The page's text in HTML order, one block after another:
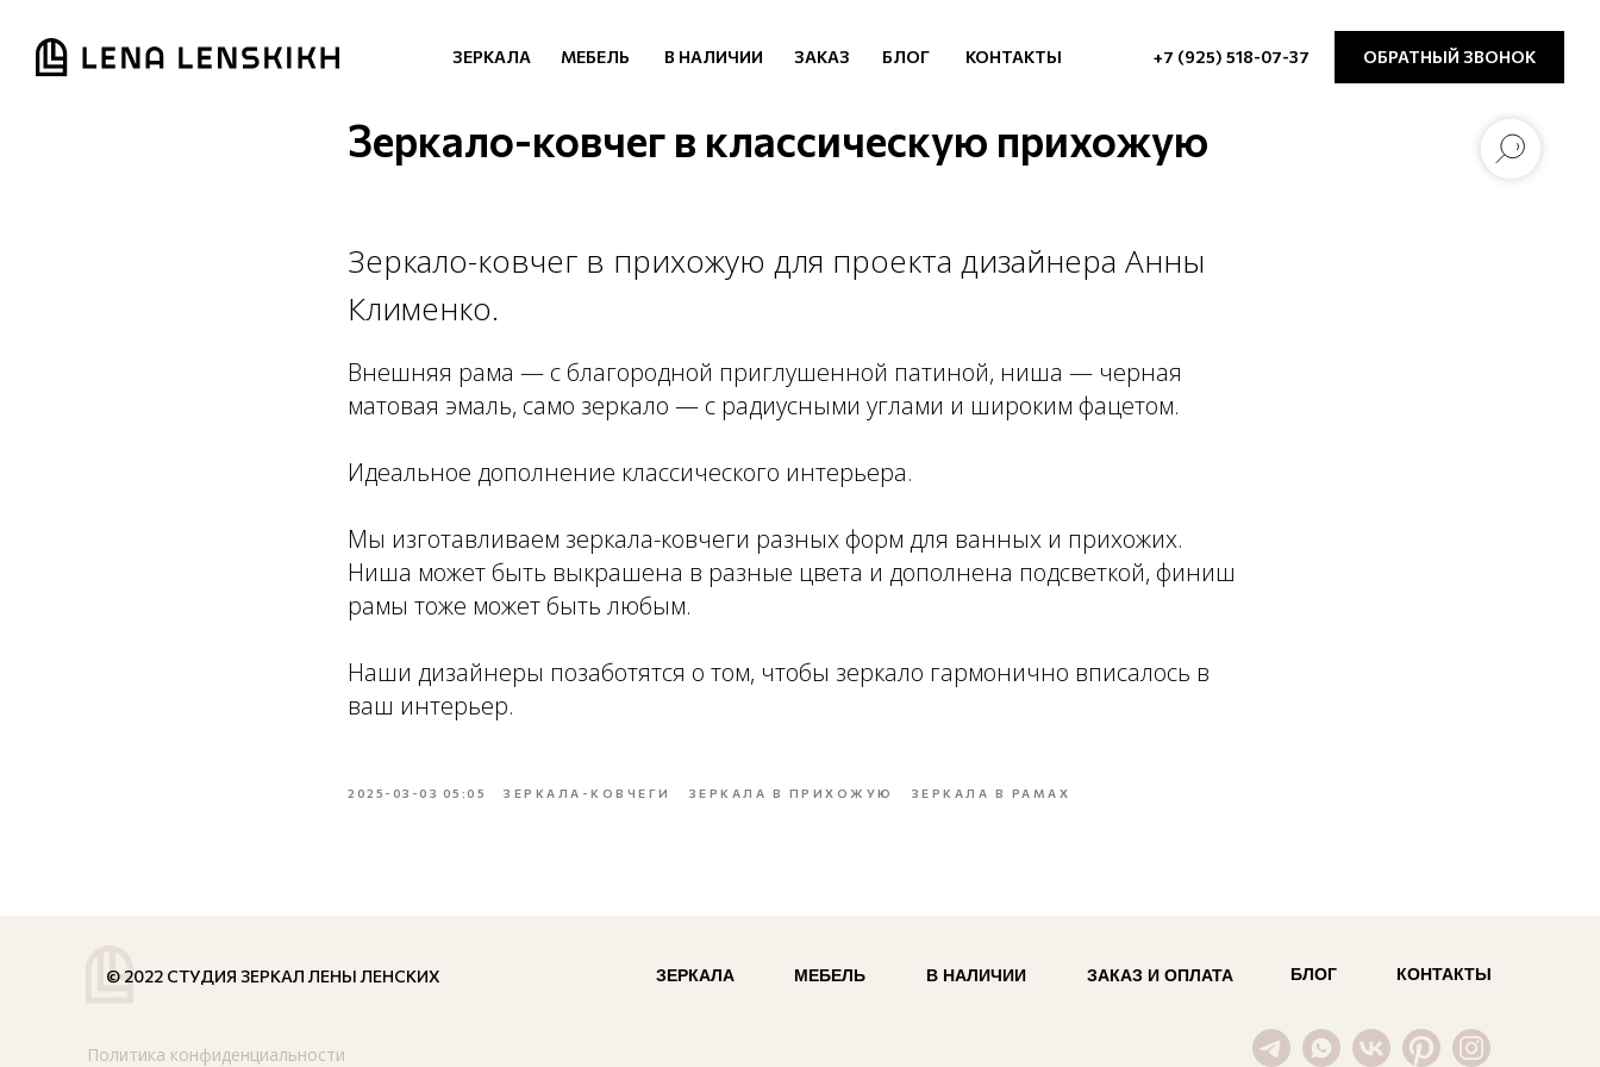
ОБРАТНЫЙ ЗВОНОК
+7 (925) 518-07-37
ЗЕРКАЛА МЕБЕЛЬ В НАЛИЧИИ БЛОГ КОНТАКТЫ
ЗАКАЗ
Зеркало-ковчег в классическую прихожую
Зеркало-ковчег в прихожую для проекта дизайнера Анны
Клименко.
Внешняя рама — с благородной приглушенной патиной, ниша — черная
матовая эмаль, само зеркало — с радиусными углами и широким фацетом.
Идеальное дополнение классического интерьера.
Мы изготавливаем зеркала-ковчеги разных форм для ванных и прихожих.
Ниша может быть выкрашена в разные цвета и дополнена подсветкой, финиш
рамы тоже может быть любым.
Наши дизайнеры позаботятся о том, чтобы зеркало гармонично вписалось в
ваш интерьер.
2025-03-03 05:05 ЗЕРКАЛА-КОВЧЕГИ ЗЕРКАЛА В ПРИХОЖУЮ ЗЕРКАЛА В РАМАХ
© 2022 СТУДИЯ ЗЕРКАЛ ЛЕНЫ ЛЕНСКИХ
Политика конфиденциальности
ЗЕРКАЛА В НАЛИЧИИ
МЕБЕЛЬ БЛОГ КОНТАКТЫ
ЗАКАЗ И ОПЛАТА